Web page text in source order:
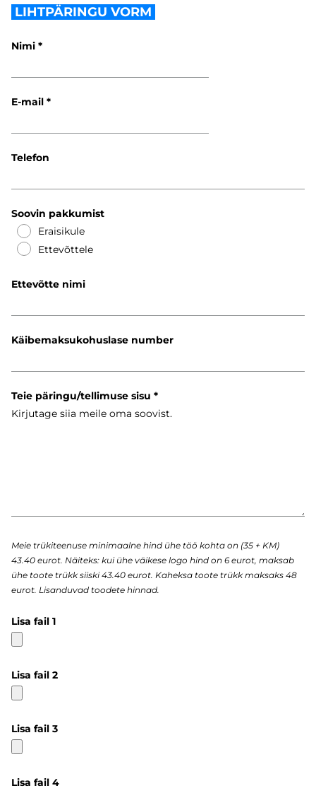
LIHTPÄRINGU VORM
Nimi
E-mail
Telefon
Soovin pakkumist
Eraisikule
Ettevõttele
Ettevõtte nimi
Käibemaksukohuslase number
Teie päringu/tellimuse sisu
Meie trükiteenuse minimaalne hind ühe töö kohta on (35 + KM)
43.40 eurot. Näiteks: kui ühe väikese logo hind on 6 eurot, maksab
ühe toote trükk siiski 43.40 eurot. Kaheksa toote trükk maksaks 48
eurot. Lisanduvad toodete hinnad.
Lisa fail 1
Lisa fail 2
Lisa fail 3
Lisa fail 4